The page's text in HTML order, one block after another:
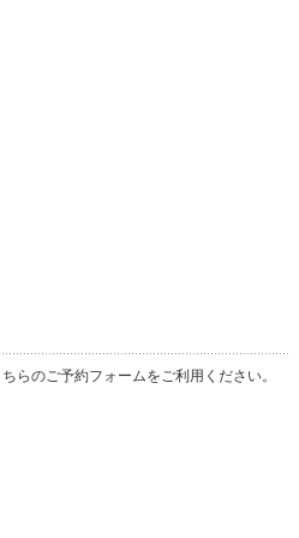
らのご予約フォームをご利用ください。